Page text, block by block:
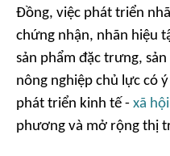
Đồng, việc phát triển
chứng nhận, nhãn hiệu
sản phẩm đặc trưng, sản
nông nghiệp chủ lực có
phát triển kinh tế - xã hội
phương và mở rộng thị